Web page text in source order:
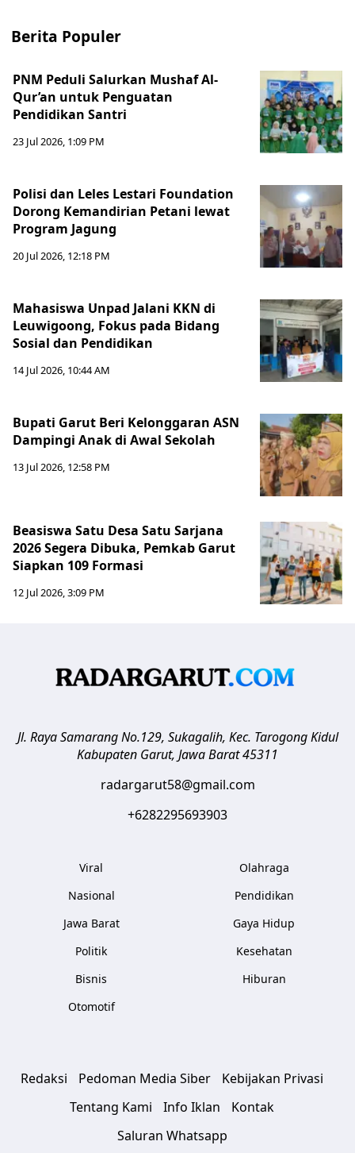
Berita Populer
PNM Peduli Salurkan Mushaf Al-
Qur’an untuk Penguatan
Pendidikan Santri
23 Jul 2026, 1:09 PM
Polisi dan Leles Lestari Foundation
Dorong Kemandirian Petani lewat
Program Jagung
20 Jul 2026, 12:18 PM
Mahasiswa Unpad Jalani KKN di
Leuwigoong, Fokus pada Bidang
Sosial dan Pendidikan
14 Jul 2026, 10:44 AM
Bupati Garut Beri Kelonggaran ASN
Dampingi Anak di Awal Sekolah
13 Jul 2026, 12:58 PM
Beasiswa Satu Desa Satu Sarjana
2026 Segera Dibuka, Pemkab Garut
Siapkan 109 Formasi
12 Jul 2026, 3:09 PM
Jl. Raya Samarang No.129, Sukagalih, Kec. Tarogong Kidul
Kabupaten Garut, Jawa Barat45311
radargarut58@gmail.com
+6282295693903
Viral
Nasional
Jawa Barat
Politik
Bisnis
Otomotif
Olahraga
Pendidikan
Gaya Hidup
Kesehatan
Hiburan
Redaksi Pedoman Media Siber
Kebijakan Privasi
Tentang Kami
Info Iklan
Kontak
Saluran Whatsapp